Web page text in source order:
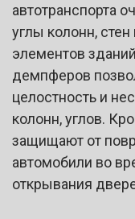
автотранспорта
углы колонн,
элементов
демпферов
целостность и
колонн, углов.
защищают от
автомобили во
открывания